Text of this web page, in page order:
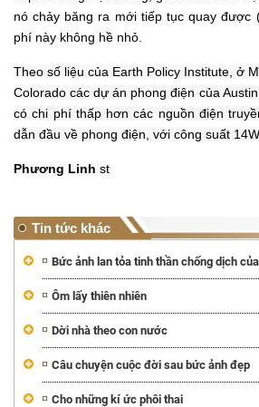
nó chảy băng ra mới tiếp tục quay được
phí này không hề nhỏ.
Theo số liệu của Earth Policy Institute, ở
Colorado các dự án phong điện của
có chi phí thấp hơn các nguồn điện
dẫn đầu về phong điện, với công suất
Phương Linh st
Tin tức khác
Bức ảnh lan tỏa tinh thần chống dịch
Ôm lấy thiên nhiên
Dời nhà theo con nước
Câu chuyện cuộc đời sau bức ảnh đẹp
Cho những kí ức phôi thai